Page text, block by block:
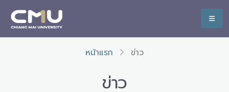
หน้าแรก ข่าว
ข่าว